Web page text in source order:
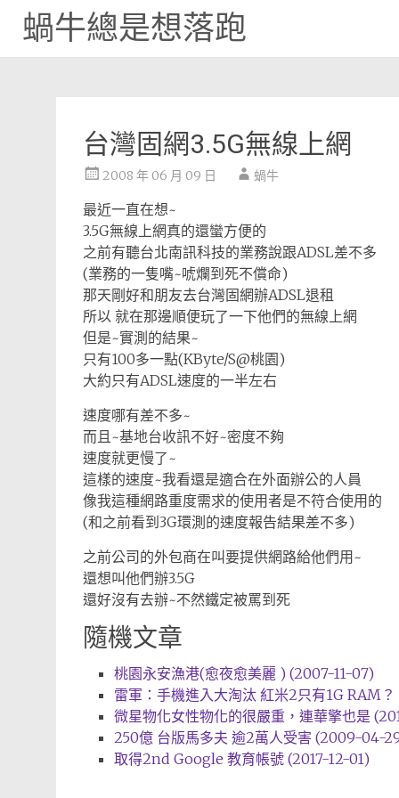
蝸牛總是想落跑
台灣固網3.5G無線上網
2008 年 06 月 09 日 蝸牛
最近一直在想~
3.5G無線上網真的還蠻方便的
之前有聽台北南訊科技的業務說跟ADSL差不多
(業務的一隻嘴~唬爛到死不償命)
那天剛好和朋友去台灣固網辦ADSL退租
所以 就在那邊順便玩了一下他們的無線上網
但是~實測的結果~
只有100多一點(KByte/S@桃園)
大約只有ADSL速度的一半左右
速度哪有差不多~
而且~基地台收訊不好~密度不夠
速度就更慢了~
這樣的速度~我看還是適合在外面辦公的人員
像我這種網路重度需求的使用者是不符合使用的
(和之前看到3G環測的速度報告結果差不多)
之前公司的外包商在叫要提供網路給他們用~
還想叫他們辦3.5G
還好沒有去辦~不然鐵定被罵到死
隨機文章
桃園永安漁港(愈夜愈美麗 ) (2007-11-07)
雷軍：手機進入大淘汰 紅米2只有1G RAM
微星物化女性物化的很嚴重，連華擎也是
250億 台版馬多夫 逾2萬人受害 (2009-04-
取得2nd Google 教育帳號 (2017-12-01)